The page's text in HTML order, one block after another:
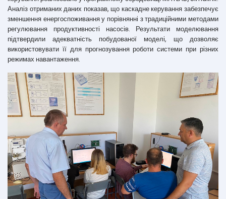
Аналіз отриманих даних показав, що каскадне керування забезпечує
зменшення енергоспоживання у порівнянні з традиційними методами
регулювання продуктивності насосів. Результати моделювання
підтвердили адекватність побудованої моделі, що дозволяє
використовувати її для прогнозування роботи системи при різних
режимах навантаження.